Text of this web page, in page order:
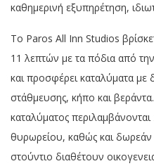
καθημερινή εξυπηρέτηση,
Το Paros All Inn Studios
11 λεπτών με τα πόδια από
και προσφέρει καταλύματα με
στάθμευσης, κήπο και
καταλύματος
θυρωρείου, καθώς και
στούντιο διαθέτουν